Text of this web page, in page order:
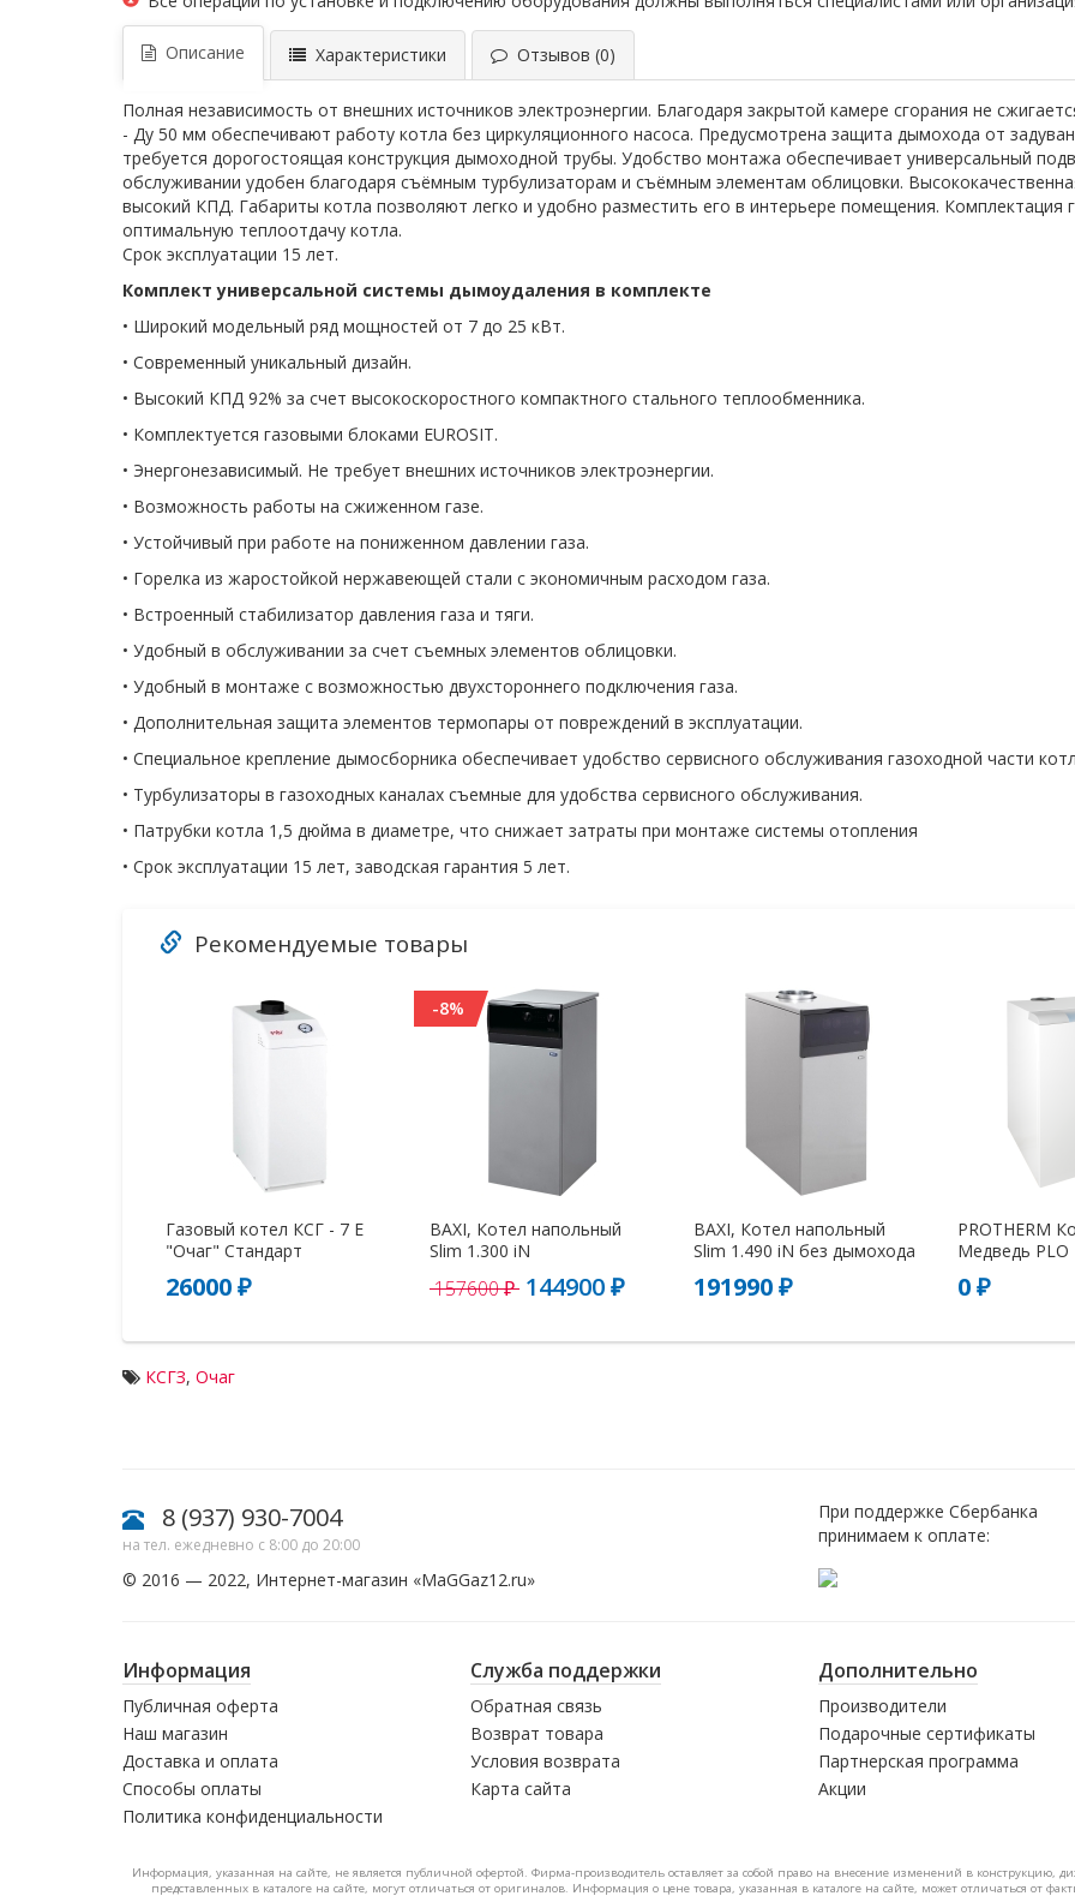
Описание Характеристики Отзывов (0)
Полная независимость от внешних источников электроэнергии. Благодаря закрытой камере сгорания не
- Ду 50 мм обеспечивают работу котла без циркуляционного насоса. Предусмотрена защита дымохода от
требуется дорогостоящая конструкция дымоходной трубы. Удобство монтажа обеспечивает универсальный
обслуживании удобен благодаря съёмным турбулизаторам и съёмным элементам облицовки.
высокий КПД. Габариты котла позволяют легко и удобно разместить его в интерьере помещения. Комплектация
оптимальную теплоотдачу котла.
Срок эксплуатации 15 лет.
Комплект универсальной системы дымоудаления в комплекте
• Широкий модельный ряд мощностей от 7 до 25 кВт.
• Современный уникальный дизайн.
• Высокий КПД 92% за счет высокоскоростного компактного стального теплообменника.
• Комплектуется газовыми блоками EUROSIT.
• Энергонезависимый. Не требует внешних источников электроэнергии.
• Возможность работы на сжиженном газе.
• Устойчивый при работе на пониженном давлении газа.
• Горелка из жаростойкой нержавеющей стали с экономичным расходом газа.
• Встроенный стабилизатор давления газа и тяги.
• Удобный в обслуживании за счет съемных элементов облицовки.
• Удобный в монтаже с возможностью двухстороннего подключения газа.
• Дополнительная защита элементов термопары от повреждений в эксплуатации.
• Специальное крепление дымосборника обеспечивает удобство сервисного обслуживания газоходной части
• Турбулизаторы в газоходных каналах съемные для удобства сервисного обслуживания.
• Патрубки котла 1,5 дюйма в диаметре, что снижает затраты при монтаже системы отопления
• Срок эксплуатации 15 лет, заводская гарантия 5 лет.
Рекомендуемые товары
Газовый котел КСГ - 7 Е
"Очаг" Стандарт
26000 ₽
-8%
BAXI, Котел напольный
Slim 1.300 iN
157600 ₽ 144900 ₽
BAXI, Котел напольный
Slim 1.490 iN без дымохода
191990 ₽
PROTHERM
Медведь PLO
0 ₽
КСГЗ, Очаг
8 (937) 930-7004
на тел. ежедневно с 8:00 до 20:00
© 2016 — 2022, Интернет-магазин «MaGGaz12.ru»
При поддержке Сбербанка
принимаем к оплате:
Информация
Публичная оферта
Наш магазин
Доставка и оплата
Способы оплаты
Политика конфиденциальности
Служба поддержки
Обратная связь
Возврат товара
Условия возврата
Карта сайта
Дополнительно
Производители
Подарочные сертификаты
Партнерская программа
Акции
Информация, указанная на сайте, не является публичной офертой. Фирма-производитель оставляет за собой право на внесение изменений в конструкцию,
представленных в каталоге на сайте, могут отличаться от оригиналов. Информация о цене товара, указанная в каталоге на сайте, может отличаться от